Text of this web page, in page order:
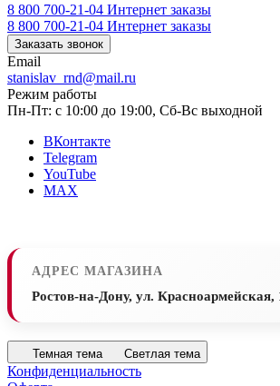
8 800 700-21-04 Интернет заказы
8 800 700-21-04 Интернет заказы
Заказать звонок
Email
stanislav_rnd@mail.ru
Режим работы
Пн-Пт: с 10:00 до 19:00, Сб-Вс выходной
ВКонтакте
Telegram
YouTube
MAX
АДРЕС МАГАЗИНА
Ростов-на-Дону, ул. Красноармейская,
Темная тема Светлая тема
Конфиденциальность